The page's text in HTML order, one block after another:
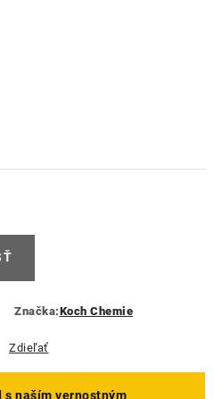
Značka:Koch Chemie
Zdieľať
s naším vernostným